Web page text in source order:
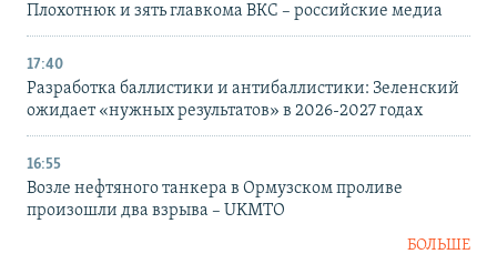
Плохотнюк и зять главкома ВКС – российские медиа
17:40
Разработка баллистики и антибаллистики: Зеленский
ожидает «нужных результатов» в 2026-2027 годах
16:55
Возле нефтяного танкера в Ормузском проливе
произошли два взрыва – UKMTO
БОЛЬШЕ